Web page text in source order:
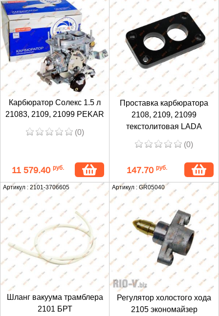
Карбюратор Солекс 1.5 л
21083, 2109, 21099 PEKAR
(0)
11 579.40 руб.
Проставка карбюратора
2108, 2109, 21099
текстолитовая LADA
(0)
147.70 руб.
Артикул : 2101-3706605
Шланг вакуума трамблера
2101 БРТ
Артикул : GR05040
Регулятор холостого хода
2105 экономайзер